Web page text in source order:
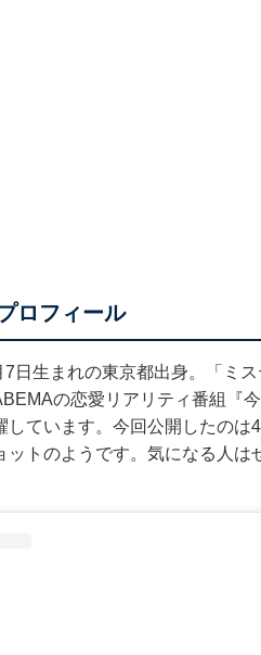
ロフィール
日生まれの東京都出身。「ミ
の恋愛リアリティ番組『
しています。今回公開したの
トのようです。気になる人は